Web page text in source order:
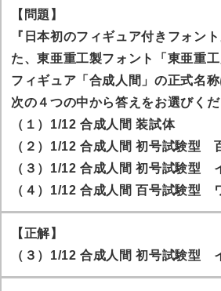
【問題】
『日本初のフィギュア付きフォン
た、東亜重工製フォント「東亜重
フィギュア「合成人間」の正式名称
次の４つの中から答えをお選びくだ
（１）1/12 合成人間 装試体
（２）1/12 合成人間 初号試験型
（３）1/12 合成人間 初号試験型
（４）1/12 合成人間 百号試験型
【正解】
（３）1/12 合成人間 初号試験型